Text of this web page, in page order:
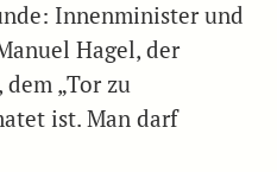
Innenminister und
Hagel, der
„Tor zu
ist. Man darf